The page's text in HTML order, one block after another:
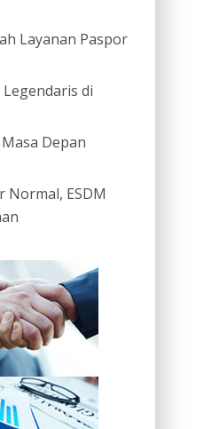
Layanan Paspor
di
Depan
ESDM